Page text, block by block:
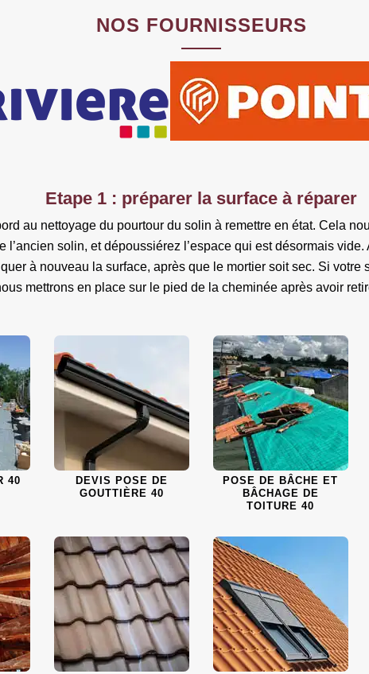
NOS FOURNISSEURS
Etape 1 : préparer la surface à réparer
au nettoyage du pourtour du solin à remettre en état. Cela
solin, et dépoussiérez l’espace qui est désormais vide.
à nouveau la surface, après que le mortier soit sec. Si
mettrons en place sur le pied de la cheminée après avoir
40
DEVIS POSE DE
GOUTTIÈRE 40
POSE DE BÂCHE ET
BÂCHAGE DE
TOITURE 40